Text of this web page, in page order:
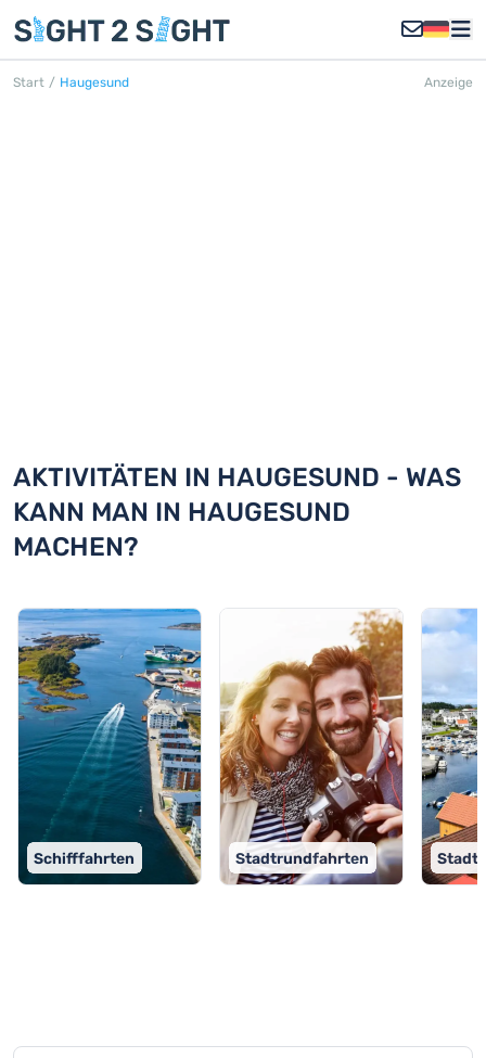
Start / Haugesund Anzeige
AKTIVITÄTEN IN HAUGESUND - WAS
KANN MAN IN HAUGESUND
MACHEN?
Schifffahrten Stadtrundfahrten